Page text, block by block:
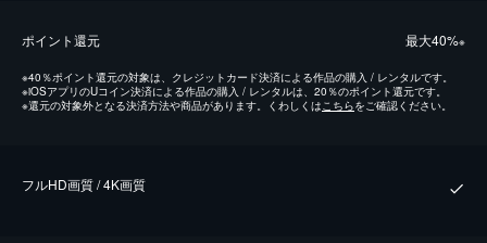
ポイント還元 最⼤40%※
※40％ポイント還元の対象は、クレジットカード決済による作品の購入 / レンタルです。
※iOSアプリのUコイン決済による作品の購入 / レンタルは、20％のポイント還元です。
※還元の対象外となる決済方法や商品があります。くわしくは こちらをご確認ください。
フルHD画質 / 4K画質